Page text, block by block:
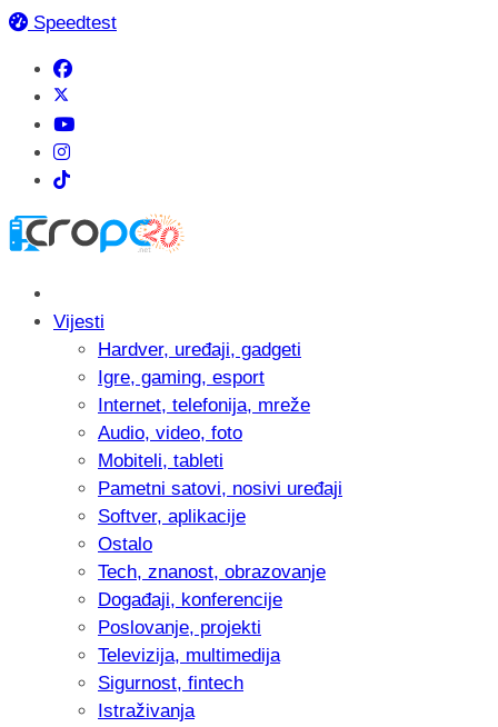
Speedtest
Vijesti
Hardver, uređaji, gadgeti
Igre, gaming, esport
Internet, telefonija, mreže
Audio, video, foto
Mobiteli, tableti
Pametni satovi, nosivi uređaji
Softver, aplikacije
Ostalo
Tech, znanost, obrazovanje
Događaji, konferencije
Poslovanje, projekti
Televizija, multimedija
Sigurnost, fintech
Istraživanja